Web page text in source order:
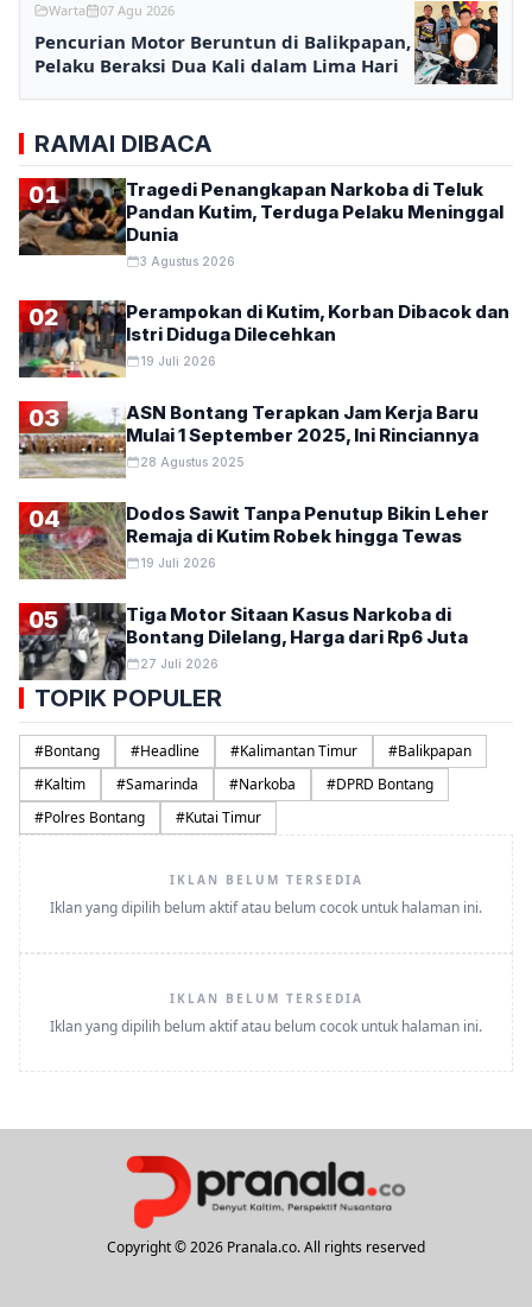
Warta 07 Agu 2026
Pencurian Motor Beruntun di Balikpapan,
Pelaku Beraksi Dua Kali dalam Lima Hari
RAMAI DIBACA
01
Tragedi Penangkapan Narkoba di Teluk
Pandan Kutim, Terduga Pelaku Meninggal
Dunia
3 Agustus 2026
02
Perampokan di Kutim, Korban Dibacok dan
Istri Diduga Dilecehkan
19 Juli 2026
03
ASN Bontang Terapkan Jam Kerja Baru
Mulai 1 September 2025, Ini Rinciannya
28 Agustus 2025
04
Dodos Sawit Tanpa Penutup Bikin Leher
Remaja di Kutim Robek hingga Tewas
19 Juli 2026
05
Tiga Motor Sitaan Kasus Narkoba di
Bontang Dilelang, Harga dari Rp6 Juta
27 Juli 2026
TOPIK POPULER
#Bontang #Headline #Kalimantan Timur #Balikpapan
#Kaltim #Samarinda #Narkoba #DPRD Bontang
#Polres Bontang #Kutai Timur
IKLAN BELUM TERSEDIA
Iklan yang dipilih belum aktif atau belum cocok untuk halaman ini.
IKLAN BELUM TERSEDIA
Iklan yang dipilih belum aktif atau belum cocok untuk halaman ini.
Copyright © 2026 Pranala.co. All rights reserved